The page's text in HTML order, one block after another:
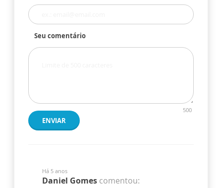
Seu comentário
500
ENVIAR
Há 5 anos
Daniel Gomes comentou: